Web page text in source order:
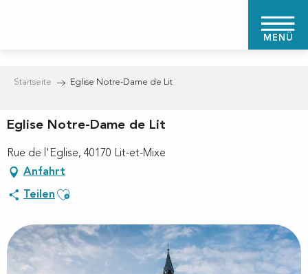
MENÜ
Startseite Eglise Notre-Dame de Lit
Eglise Notre-Dame de Lit
Rue de l'Eglise, 40170 Lit-et-Mixe
Anfahrt
Teilen Ajouter aux favoris